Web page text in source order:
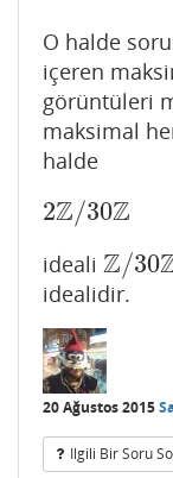
O halde
içeren
görüntüleri
maksimal
halde
2Z/30Z
2Z/30Z
ideali Z/30
Z/30Z
idealidir.
20 Ağustos 2015
Ilgili Bir Soru